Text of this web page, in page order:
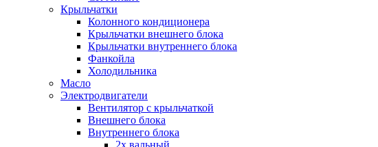
Крыльчатки
Колонного кондиционера
Крыльчатки внешнего блока
Крыльчатки внутреннего блока
Фанкойла
Холодильника
Масло
Электродвигатели
Вентилятор с крыльчаткой
Внешнего блока
Внутреннего блока
2х вальный